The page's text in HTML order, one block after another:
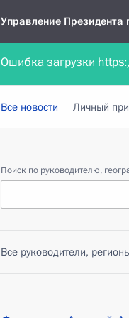
Управление
Обратиться в форме
Все новости Личный
Поиск по руководителю,
Все руководители,
Ошибка загрузки